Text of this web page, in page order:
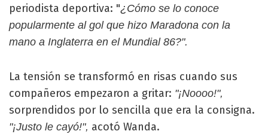
periodista deportiva: "¿Cómo se lo conoce
popularmente al gol que hizo Maradona con la
mano a Inglaterra en el Mundial 86?".
La tensión se transformó en risas cuando sus
compañeros empezaron a gritar: "¡Noooo!",
sorprendidos por lo sencilla que era la consigna.
"¡Justo le cayó!", acotó Wanda.